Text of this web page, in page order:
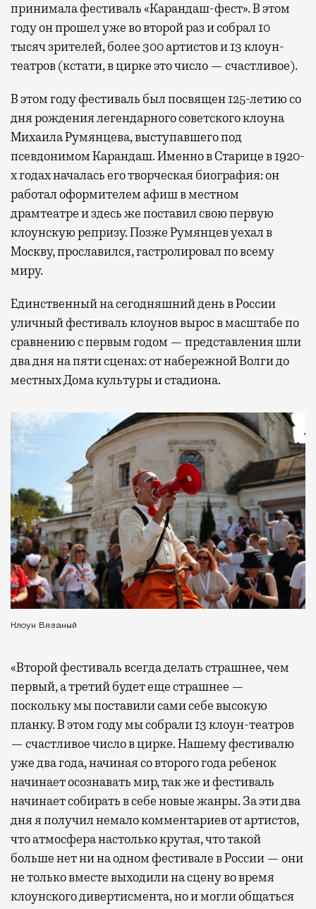
принимала фестиваль «Карандаш-фест». В этом
году он прошел уже во второй раз и собрал 10
тысяч зрителей, более 300 артистов и 13 клоун-
театров (кстати, в цирке это число — счастливое).
В этом году фестиваль был посвящен 125-летию со
дня рождения легендарного советского клоуна
Михаила Румянцева, выступавшего под
псевдонимом Карандаш. Именно в Старице в 1920-
х годах началась его творческая биография: он
работал оформителем афиш в местном
драмтеатре и здесь же поставил свою первую
клоунскую репризу. Позже Румянцев уехал в
Москву, прославился, гастролировал по всему
миру.
Единственный на сегодняшний день в России
уличный фестиваль клоунов вырос в масштабе по
сравнению с первым годом — представления шли
два дня на пяти сценах: от набережной Волги до
местных Дома культуры и стадиона.
Клоун Вязаный
«Второй фестиваль всегда делать страшнее, чем
первый, а третий будет еще страшнее —
поскольку мы поставили сами себе высокую
планку. В этом году мы собрали 13 клоун-театров
— счастливое число в цирке. Нашему фестивалю
уже два года, начиная со второго года ребенок
начинает осознавать мир, так же и фестиваль
начинает собирать в себе новые жанры. За эти два
дня я получил немало комментариев от артистов,
что атмосфера настолько крутая, что такой
больше нет ни на одном фестивале в России — они
не только вместе выходили на сцену во время
клоунского дивертисмента, но и могли общаться